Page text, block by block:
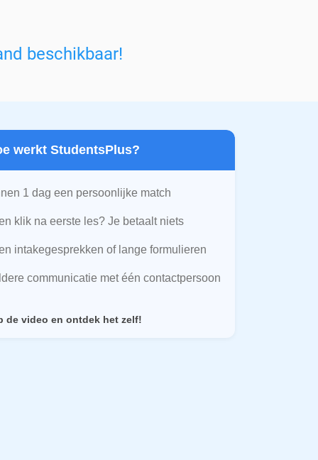
beschikbaar!
werkt StudentsPlus?
1 dag een persoonlijke match
klik na eerste les? Je betaalt niets
intakegesprekken of lange formulieren
communicatie met één contactpersoon
de video en ontdek het zelf!